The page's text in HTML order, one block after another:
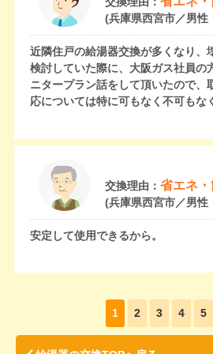
(兵庫県西宮市／男性
近隣住戸の給湯器交換が多くなり、
検討していた際に、大阪ガス社員の
ニタープラン話をして頂いたので、
応については特に可もなく不可もな
交換理由： 省エネ
(兵庫県西宮市／男性
安定して使用できるから。
1 2 3 4 5